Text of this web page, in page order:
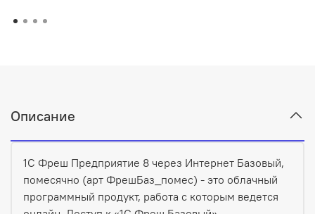
Описание
1С Фреш Предприятие 8 через Интернет Базовый,
помесячно (арт ФрешБаз_помес) - это облачный
программный продукт, работа с которым ведется